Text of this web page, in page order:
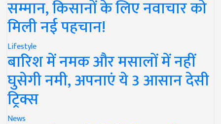
सम्मान, किसानों के लिए नवाचार को
मिली नई पहचान!
Lifestyle
बारिश में नमक और मसालों में नहीं
घुसेगी नमी, अपनाएं ये 3 आसान देसी
ट्रिक्स
News